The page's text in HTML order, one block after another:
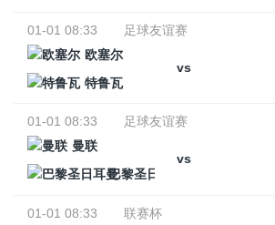
01-01 08:33
足球友谊赛
欧塞尔
vs
特鲁瓦
01-01 08:33
足球友谊赛
曼联
vs
巴黎圣日耳曼
01-01 08:33
联赛杯